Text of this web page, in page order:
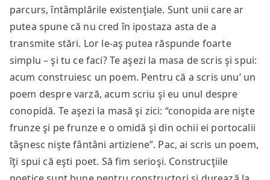
parcurs, întâmplările existenţiale. Sunt unii care ar
putea spune că nu cred în ipostaza asta de a
transmite stări. Lor le-aş putea răspunde foarte
simplu – şi tu ce faci? Te aşezi la masa de scris şi spui:
acum construiesc un poem. Pentru că a scris unu’ un
poem despre varză, acum scriu şi eu unul despre
conopidă. Te aşezi la masă şi zici: “conopida are nişte
frunze şi pe frunze e o omidă şi din ochii ei portocalii
tâşnesc nişte fântâni artiziene”. Pac, ai scris un poem,
îţi spui că eşti poet. Să fim serioşi. Construcţiile